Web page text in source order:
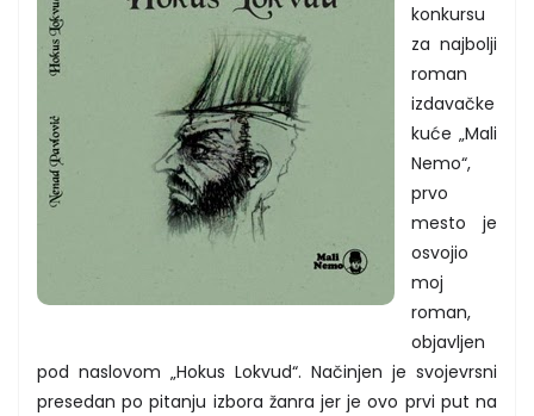
konkursu
za najbolji
roman
izdavačke
kuće „Mali
Nemo“,
prvo
mesto je
osvojio
moj
roman,
objavljen
pod naslovom „Hokus Lokvud“. Načinjen je svojevrsni
presedan po pitanju izbora žanra jer je ovo prvi put na